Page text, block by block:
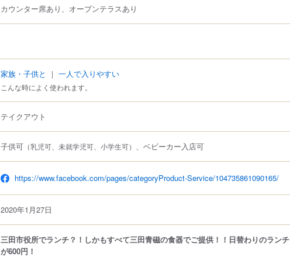
カウンター席あり、オープンテラスあり
家族・子供と ｜ 一人で入りやすい
こんな時によく使われます。
テイクアウト
子供可 （乳児可、未就学児可、小学生可） 、ベビーカー入店可
https://www.facebook.com/pages/categoryProduct-Service/104735861090165/
2020年1月27日
三田市役所でランチ？！しかもすべて三田青磁の食器でご提供！！日替わりのランチ
が600円！